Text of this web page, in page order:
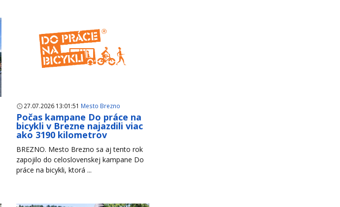
27.07.2026 13:01:51 Mesto Brezno
Počas kampane Do práce na
bicykli v Brezne najazdili viac
ako 3190 kilometrov
BREZNO. Mesto Brezno sa aj tento rok
zapojilo do celoslovenskej kampane Do
práce na bicykli, ktorá ...